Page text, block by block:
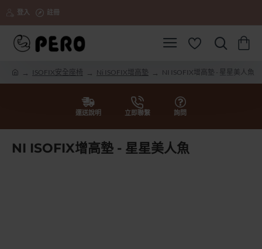
登入 註冊
ISOFIX安全座椅 Ni ISOFIX增高墊 NI ISOFIX增高墊 - 星星美人魚
運送說明 立即聯繫 詢問
NI ISOFIX增高墊 - 星星美人魚